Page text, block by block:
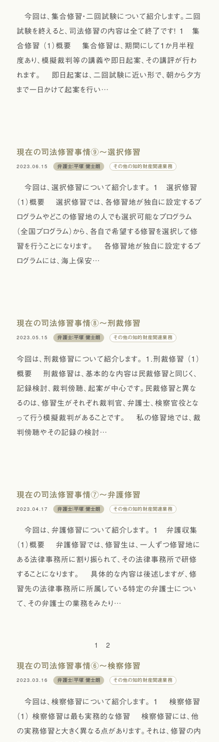
今回は、集合修習・二回試験について紹介します。二回
試験を終えると、司法修習の内容は全て終了です！ １ 集
合修習 （１）概要 集合修習は、期間にして１か月半程
度あり、模擬裁判等の講義や即日起案、その講評が行わ
れます。 即日起案は、二回試験に近い形で、朝から夕方
まで一日かけて起案を行い…
現在の司法修習事情⑨〜選択修習
2023.06.15 弁護士：平塚 健士朗 その他の知的財産関連業務
今回は、選択修習について紹介します。 １ 選択修習
（１）概要 選択修習では、各修習地が独自に設定するプ
ログラムやどこの修習地の人でも選択可能なプログラム
（全国プログラム）から、各自で希望する修習を選択して修
習を行うことになります。 各修習地が独自に設定するプ
ログラムには、海上保安…
現在の司法修習事情⑧〜刑裁修習
2023.05.15 弁護士：平塚 健士朗 その他の知的財産関連業務
今回は、刑裁修習について紹介します。 １.刑裁修習 （１）
概要 刑裁修習は、基本的な内容は民裁修習と同じく、
記録検討、裁判傍聴、起案が中心です。民裁修習と異な
るのは、修習生がそれぞれ裁判官、弁護士、検察官役とな
って行う模擬裁判があることです。 私の修習地では、裁
判傍聴やその記録の検討…
現在の司法修習事情⑦〜弁護修習
2023.04.17 弁護士：平塚 健士朗 その他の知的財産関連業務
今回は、弁護修習について紹介します。 １ 弁護収集
（１）概要 弁護修習では、修習生は、一人ずつ修習地に
ある法律事務所に割り振られて、その法律事務所で研修
することになります。 具体的な内容は後述しますが、修
習先の法律事務所に所属している特定の弁護士につい
て、その弁護士の業務をみたり…
現在の司法修習事情⑥〜検察修習
2023.03.16 弁護士：平塚 健士朗 その他の知的財産関連業務
今回は、検察修習について紹介します。 １ 検察修習
（１） 検察修習は最も実務的な修習 検察修習には、他
の実務修習と大きく異なる点があります。それは、修習の内
1 2